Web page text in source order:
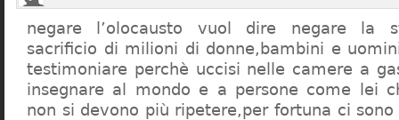
negare l’olocausto vuol dire negare la
sacrificio di milioni di donne,bambini e
testimoniare perchè uccisi nelle camere a
insegnare al mondo e a persone come lei
non si devono più ripetere,per fortuna ci